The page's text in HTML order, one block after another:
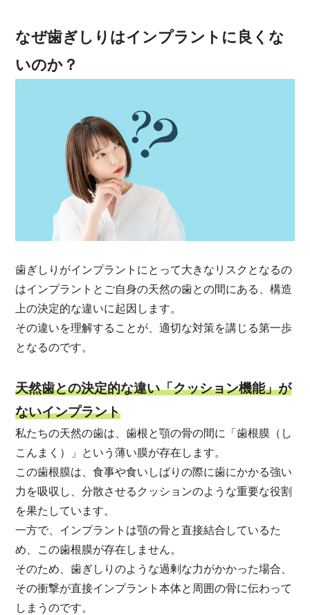
なぜ歯ぎしりはインプラントに良くな
いのか？
歯ぎしりがインプラントにとって大きなリスクとなるの
はインプラントとご自身の天然の歯との間にある、構造
上の決定的な違いに起因します。
その違いを理解することが、適切な対策を講じる第一歩
となるのです。
天然歯との決定的な違い「クッション機能」が
ないインプラント
私たちの天然の歯は、歯根と顎の骨の間に「歯根膜（し
こんまく）」という薄い膜が存在します。
この歯根膜は、食事や食いしばりの際に歯にかかる強い
力を吸収し、分散させるクッションのような重要な役割
を果たしています。
一方で、インプラントは顎の骨と直接結合しているた
め、この歯根膜が存在しません。
そのため、歯ぎしりのような過剰な力がかかった場合、
その衝撃が直接インプラント本体と周囲の骨に伝わって
しまうのです。